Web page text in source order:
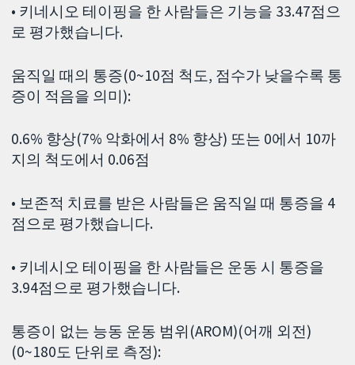
• 키네시오 테이핑을 한 사람들은 기능을 33.47점으
로 평가했습니다.
움직일 때의 통증(0~10점 척도, 점수가 낮을수록 통
증이 적음을 의미):
0.6% 향상(7% 악화에서 8% 향상) 또는 0에서 10까
지의 척도에서 0.06점
• 보존적 치료를 받은 사람들은 움직일 때 통증을 4
점으로 평가했습니다.
• 키네시오 테이핑을 한 사람들은 운동 시 통증을
3.94점으로 평가했습니다.
통증이 없는 능동 운동 범위(AROM)(어깨 외전)
(0~180도 단위로 측정):